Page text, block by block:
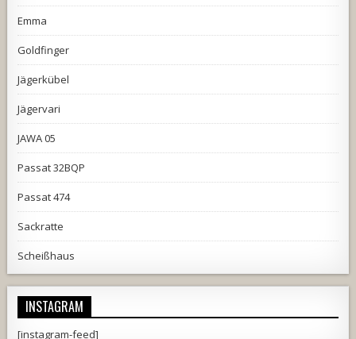
Emma
Goldfinger
Jägerkübel
Jägervari
JAWA 05
Passat 32BQP
Passat 474
Sackratte
Scheißhaus
INSTAGRAM
[instagram-feed]